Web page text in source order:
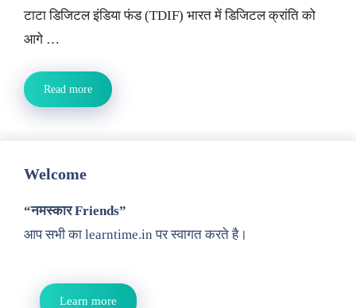
टाटा डिजिटल इंडिया फंड (TDIF) भारत में डिजिटल क्रांति को
आगे …
Read more
Welcome
“नमस्कार Friends”
आप सभी का learntime.in पर स्वागत करते है।
Learn more